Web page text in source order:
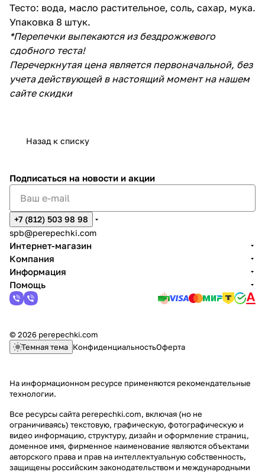
Тесто: вода, масло растительное, соль, сахар, мука.
Упаковка 8 штук.
*Перепечки выпекаются из бездрожжевого
сдобного теста!
Перечеркнутая цена является первоначальной, без
учета действующей в настоящий момент на нашем
сайте скидки
Назад к списку
Подписаться на новости и акции
+7 (812) 503 98 98
spb@perepechki.com
Интернет-магазин
Компания
Информация
Помощь
© 2026 perepechki.com
Темная тема КонфиденциальностьОферта
На информационном ресурсе применяются рекомендательные
технологии.
Все ресурсы сайта perepechki.com, включая (но не
ограничиваясь) текстовую, графическую, фотографическую и
видео информацию, структуру, дизайн и оформление страниц,
доменное имя, фирменное наименование являются объектами
авторского права и прав на интеллектуальную собственность,
защищены российским законодательством и международными